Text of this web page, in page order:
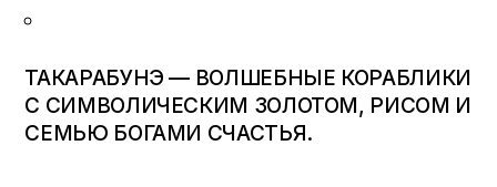
ТАКАРАБУНЭ — ВОЛШЕБНЫЕ КОРАБЛИКИ
С СИМВОЛИЧЕСКИМ ЗОЛОТОМ, РИСОМ И
СЕМЬЮ БОГАМИ СЧАСТЬЯ.